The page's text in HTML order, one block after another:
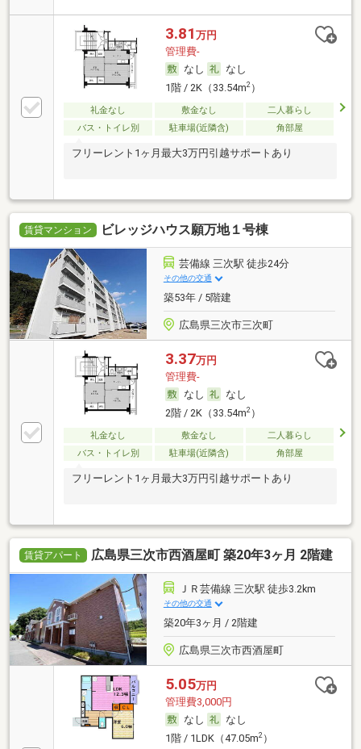
3.81 万円
管理費-
なし
なし
1階 / 2K（33.54m2）
礼金なし 敷金なし
二人暮らし
バス・トイレ別
駐車場(近隣含) 角部屋
フリーレント1ヶ月最大3万円引越サポートあり
賃貸マンション ビレッジハウス願万地１号棟
芸備線 三次駅 徒歩24分
その他の交通
築53年 / 5階建
広島県三次市三次町
3.37万円
管理費-
なし
なし
2階 / 2K（33.54m2）
礼金なし 敷金なし
二人暮らし
バス・トイレ別
駐車場(近隣含) 角部屋
フリーレント1ヶ月最大3万円引越サポートあり
賃貸アパート 広島県三次市西酒屋町 築20年3ヶ月 2階建
ＪＲ芸備線 三次駅 徒歩3.2km
その他の交通
築20年3ヶ月 / 2階建
広島県三次市西酒屋町
5.05万円
管理費3,000円
なし
なし
1階 / 1LDK（47.05m2）